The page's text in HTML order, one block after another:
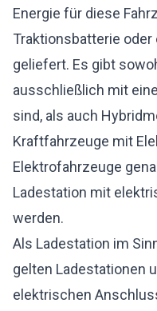
Energie für diese
Traktionsbatterie
geliefert. Es gibt
ausschließlich mit
sind, als auch
Kraftfahrzeuge mit
Elektrofahrzeuge
Ladestation mit
werden.
Als Ladestation im
gelten Ladestationen
elektrischen